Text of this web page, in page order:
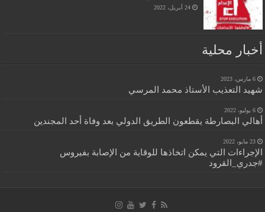
24 أبريل، 2022
أخبار محلية
6 مارس، 2023
شهيد التعذيب الأستاذ محمد المرسي
6 يوليو، 2022
أهالي البصارطة يقطعون الطريق الدولي بعد وفاة أحد المجندين
23 مايو، 2022
الإجراءات التي يمكن اتخاذها للوقاية من الإصابة بفيروس
#جدري_القرود